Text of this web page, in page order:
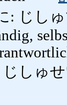
: じし
しゅ